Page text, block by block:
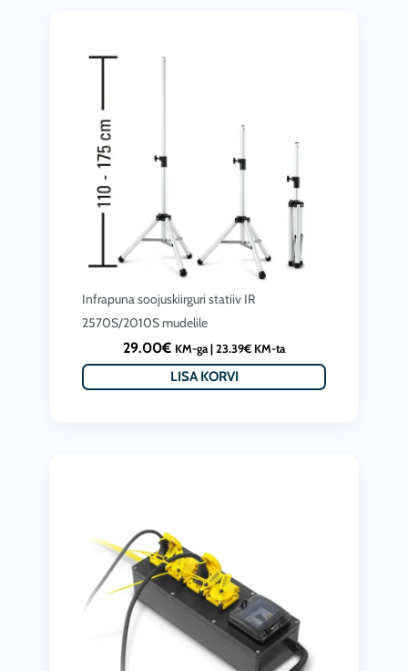
Infrapuna soojuskiirguri statiiv IR
2570S/2010S mudelile
29.00€ KM-ga | 23.39€ KM-ta
LISA KORVI